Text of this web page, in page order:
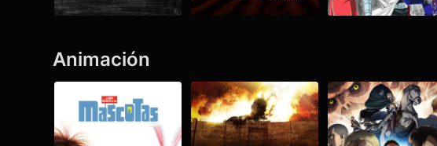
Animación